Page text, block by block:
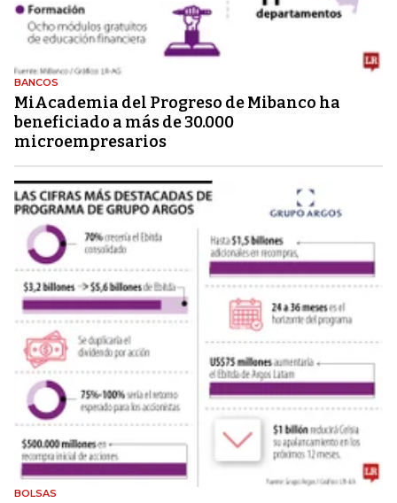
BANCOS
MiAcademia del Progreso de Mibanco ha
beneficiado a más de 30.000
microempresarios
BOLSAS